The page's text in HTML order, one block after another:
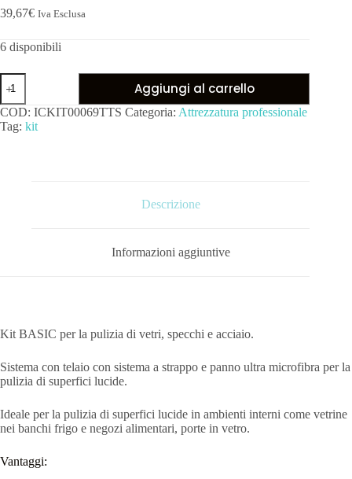
39,67€ Iva Esclusa
6 disponibili
Aggiungi al carrello
COD: ICKIT00069TTS Categoria: Attrezzatura professionale
Tag: kit
Descrizione
Informazioni aggiuntive
Kit BASIC per la pulizia di vetri, specchi e acciaio.
Sistema con telaio con sistema a strappo e panno ultra microfibra per la
pulizia di superfici lucide.
Ideale per la pulizia di superfici lucide in ambienti interni come vetrine
nei banchi frigo e negozi alimentari, porte in vetro.
Vantaggi: